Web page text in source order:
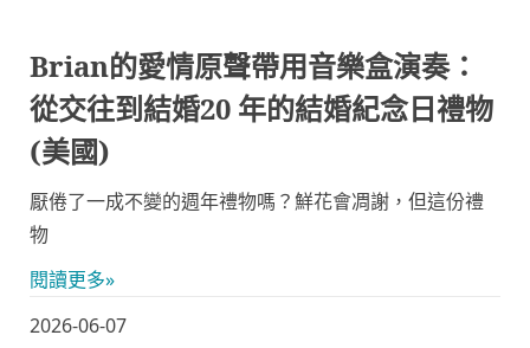
Brian的愛情原聲帶用音樂盒演奏：
從交往到結婚20 年的結婚紀念日禮物
(美國)
厭倦了一成不變的週年禮物嗎？鮮花會凋謝，但這份禮
物
閱讀更多»
2026-06-07